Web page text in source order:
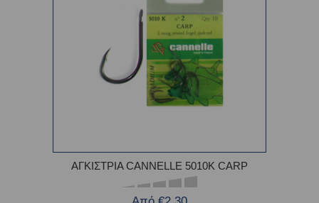
ΑΓΚΙΣΤΡΙΑ CANNELLE 5010K CARP